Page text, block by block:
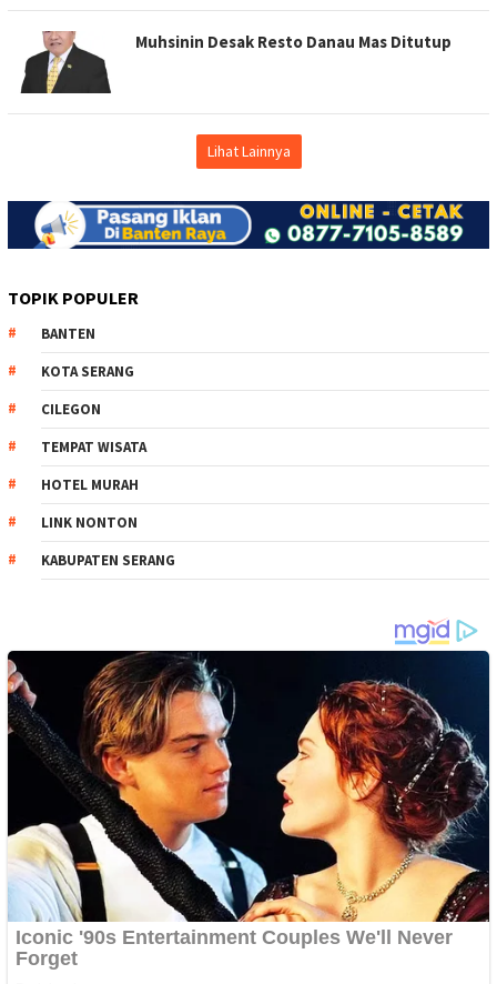
Muhsinin Desak Resto Danau Mas Ditutup
Lihat Lainnya
TOPIK POPULER
BANTEN
KOTA SERANG
CILEGON
TEMPAT WISATA
HOTEL MURAH
LINK NONTON
KABUPATEN SERANG